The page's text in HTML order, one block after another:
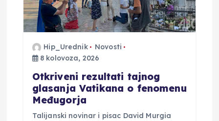
Hip_Urednik
Novosti
8 kolovoza, 2026
Otkriveni rezultati tajnog
glasanja Vatikana o fenomenu
Međugorja
Talijanski novinar i pisac David Murgia